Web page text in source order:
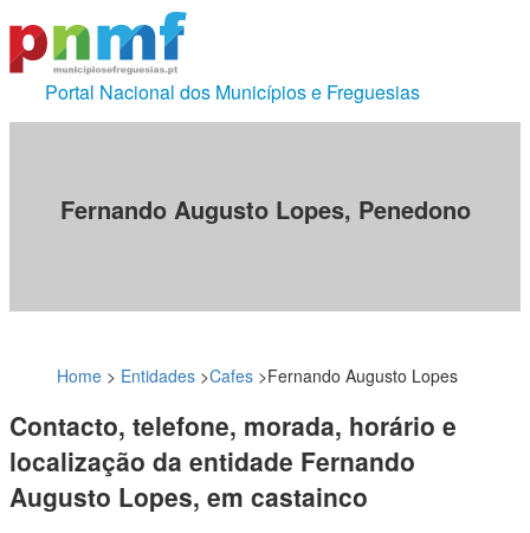
Portal Nacional dos Municípios e Freguesias
Fernando Augusto Lopes, Penedono
Home > Entidades >Cafes >Fernando Augusto Lopes
Contacto, telefone, morada, horário e
localização da entidade Fernando
Augusto Lopes, em castainco